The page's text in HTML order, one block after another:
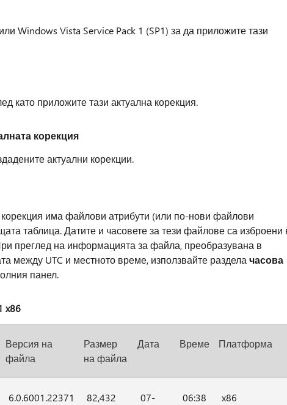
Windows Vista Service Pack 1 (SP1) за да приложите тази
като приложите тази актуална корекция.
корекция
актуални корекции.
има файлови атрибути (или по-нови файлови
таблица. Датите и часовете за тези файлове са изброени
преглед на информацията за файла, преобразувана в
между UTC и местното време, използвайте разделачасова
панел.
x86
Версия на
файла
Размер
на файла
Дата Време Платформа
6.0.6001.22371 82,432
07-
06:38 x86